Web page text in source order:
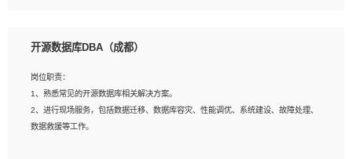
1、专科及以上学历，三年以上工作经验，计算机等相关专业；
3、熟悉常见操作系统、存储、网络、 IO 等相关原理；
4、具有迁移工具实操经验，具备P2V、V2V迁移能力；
5、熟练华为、VMware虚拟化、云计算及云存储技术；
6、熟悉主流数据库、应用服务器、中间件部署架构和运维方法；
开源数据库DBA（成都）
岗位职责：
1、熟悉常见的开源数据库相关解决方案。
2、进行现场服务，包括数据迁移、数据库容灾、性能调优、系统建设、故障处理、
数据救援等工作。